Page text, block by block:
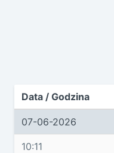
Data / Godzina
07-06-2026
10:11